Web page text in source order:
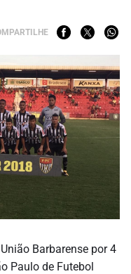
Barbarense por 4
Paulo de Futebol